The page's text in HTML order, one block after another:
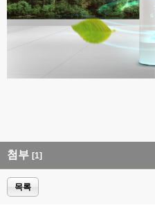
첨부 [1]
목록